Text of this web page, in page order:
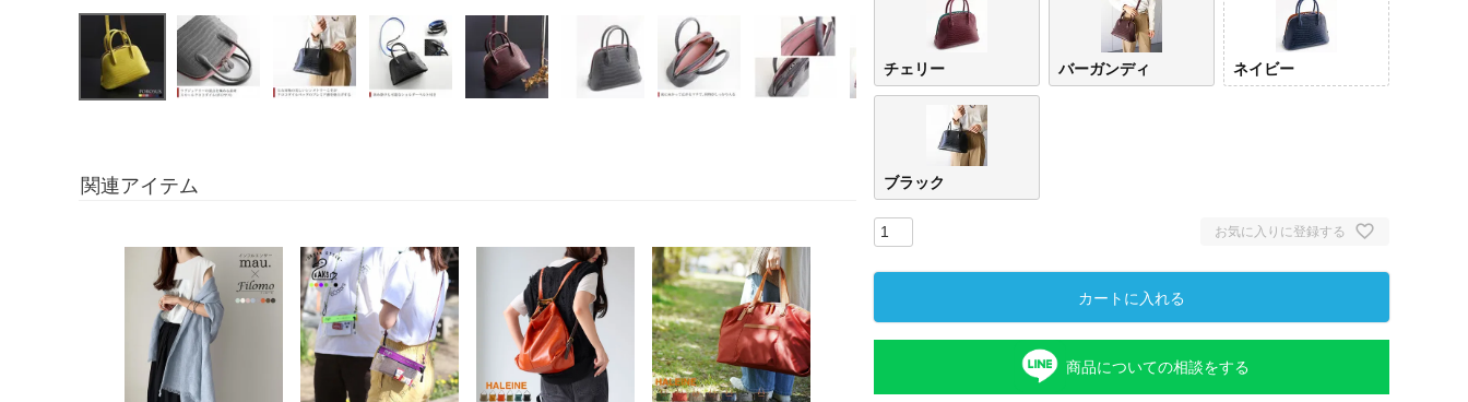
関連アイテム
チェリー バーガンディ ネイビー
ブラック
お気に入りに登録する
カートに入れる
商品についての相談をする